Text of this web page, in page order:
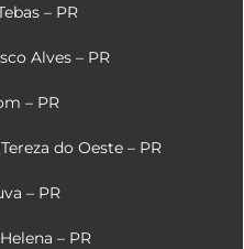
– PR
Alves – PR
– PR
do Oeste – PR
– PR
– PR